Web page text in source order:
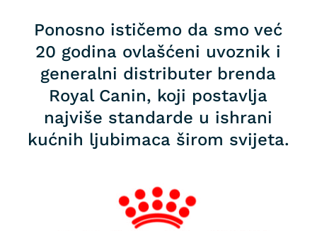
Ponosno ističemo da smo već
20 godina ovlašćeni uvoznik i
generalni distributer brenda
Royal Canin, koji postavlja
najviše standarde u ishrani
kućnih ljubimaca širom svijeta.